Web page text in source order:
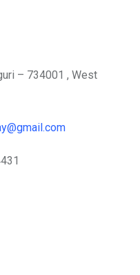
– 734001 , West